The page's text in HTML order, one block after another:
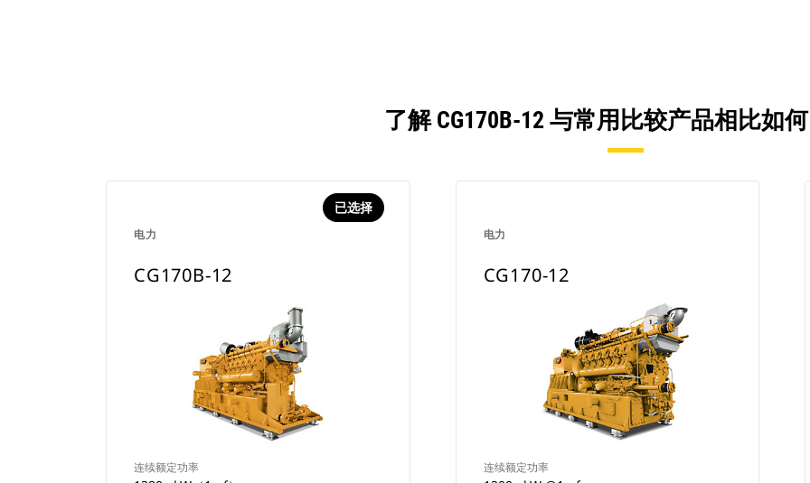
了解 CG170B-12 与常用比较产品相比如
电力
已选择
CG170B-12
连续额定功率
电力
CG170-12
连续额定功率